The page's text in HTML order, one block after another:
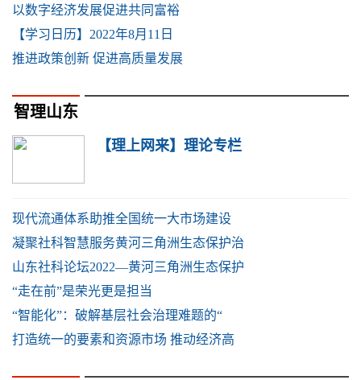
以数字经济发展促进共同富裕
【学习日历】2022年8月11日
推进政策创新 促进高质量发展
智理山东
【理上网来】理论专栏
现代流通体系助推全国统一大市场建设
凝聚社科智慧服务黄河三角洲生态保护治
山东社科论坛2022—黄河三角洲生态保护
“走在前”是荣光更是担当
“智能化”：破解基层社会治理难题的“
打造统一的要素和资源市场 推动经济高